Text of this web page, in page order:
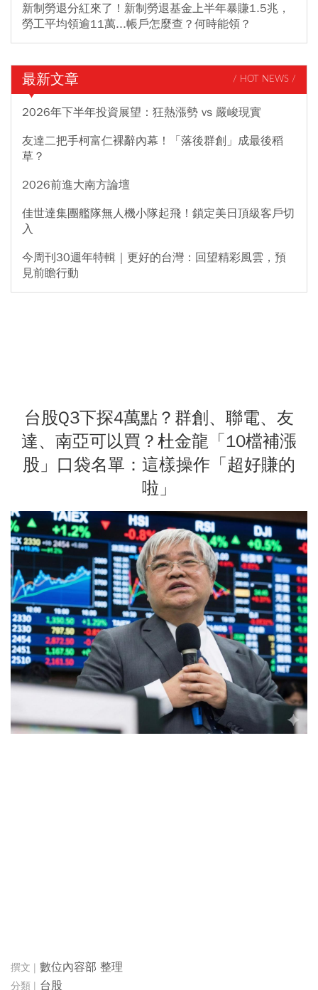
新制勞退分紅來了！新制勞退基金上半年暴賺1.5兆，
勞工平均領逾11萬...帳戶怎麼查？何時能領？
最新文章 / HOT NEWS /
2026年下半年投資展望：狂熱漲勢 vs 嚴峻現實
友達二把手柯富仁裸辭內幕！「落後群創」成最後稻
草？
2026前進大南方論壇
佳世達集團艦隊無人機小隊起飛！鎖定美日頂級客戶切
入
今周刊30週年特輯｜更好的台灣：回望精彩風雲，預
見前瞻行動
台股Q3下探4萬點？群創、聯電、友
達、南亞可以買？杜金龍「10檔補漲
股」口袋名單：這樣操作「超好賺的
啦」
數位內容部 整理
台股